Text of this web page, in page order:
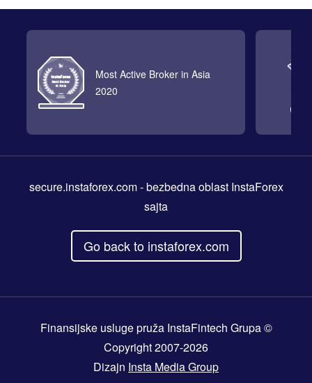
Most Active Broker in Asia
2020
secure.instaforex.com- bezbedna oblast InstaForex
sajta
Go back to instaforex.com
Finansijske usluge pruža InstaFintech Grupa ©
Copyright 2007-2026
Dizajn Insta Media Group